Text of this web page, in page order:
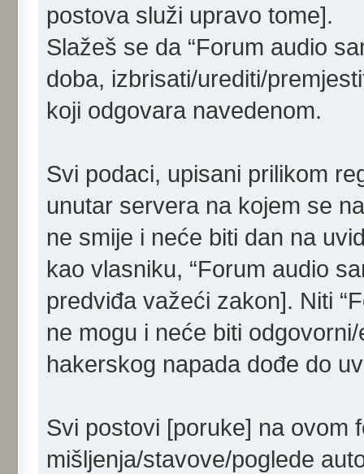
postova služi upravo tome].
Slažeš se da “Forum audio
doba, izbrisati/urediti/
koji odgovara navedenom.
Svi podaci, upisani prilikom
unutar servera na kojem se
ne smije i neće biti dan na
kao vlasniku, “Forum audio
predviđa važeći zakon]. Niti
ne mogu i neće biti
hakerskog napada dođe do
Svi postovi [poruke] na ovom
mišljenja/stavove/poglede